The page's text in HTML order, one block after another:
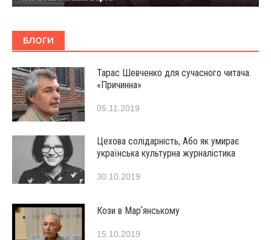
БЛОГИ
Тарас Шевченко для сучасного читача.
«Причинна»
05.11.2019
Цехова солідарність, Або як умирає
українська культурна журналістика
30.10.2019
Кози в Марʼянському
15.10.2019